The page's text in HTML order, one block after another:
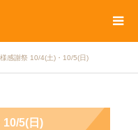
感謝祭 10/4(土)・10/5(日)
10/5(日)